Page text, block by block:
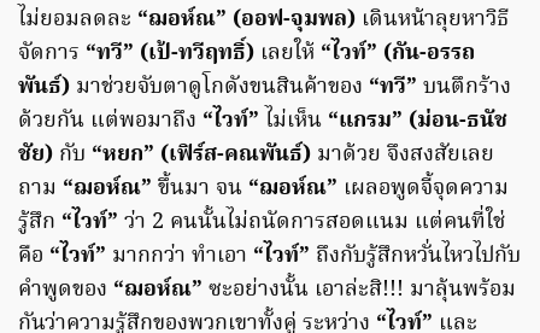
ไม่ยอมลดละ “ฌอห์ณ” (ออฟ-จุมพล) เดินหน้าลุยหาวิธี
จัดการ “ทวี” (เป้-ทวีฤทธิ์) เลยให้ “ไวท์” (กัน-อรรถ
พันธ์) มาช่วยจับตาดูโกดังขนสินค้าของ “ทวี” บนตึกร้าง
ด้วยกัน แต่พอมาถึง “ไวท์” ไม่เห็น “แกรม” (ม่อน-ธนัช
ชัย) กับ “หยก” (เฟิร์ส-คณพันธ์) มาด้วย จึงสงสัยเลย
ถาม “ฌอห์ณ” ขึ้นมา จน “ฌอห์ณ” เผลอพูดจี้จุดความ
รู้สึก “ไวท์” ว่า 2 คนนั้นไม่ถนัดการสอดแนม แต่คนที่ใช่
คือ “ไวท์” มากกว่า ทำเอา “ไวท์” ถึงกับรู้สึกหวั่นไหวไปกับ
คำพูดของ “ฌอห์ณ” ซะอย่างนั้น เอาล่ะสิ!!! มาลุ้นพร้อม
กันว่าความรู้สึกของพวกเขาทั้งคู่ ระหว่าง “ไวท์” และ